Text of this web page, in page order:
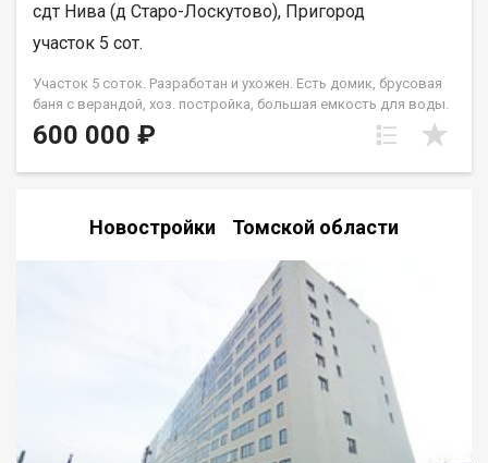
сдт Нива (д Старо-Лоскутово), Пригород
участок 5 сот.
Участок 5 соток. Разработан и ухожен. Есть домик, брусовая
баня с верандой, хоз. постройка, большая емкость для воды.
2 теплицы, насаждения, плодовые кустарники, многолетние
цветы. Место для парковки 2 автомобилей. Хорошие соседи.
600 000 ₽
Новостройки Томской области